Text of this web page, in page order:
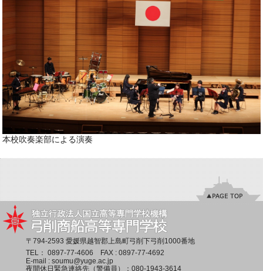
本校吹奏楽部による演奏
〒794-2593 愛媛県越智郡上島町弓削下弓削1000番地
TEL： 0897-77-4606 FAX : 0897-77-4692
E-mail : soumu@yuge.ac.jp
夜間休日緊急連絡先（警備員）： 080-1943-3614